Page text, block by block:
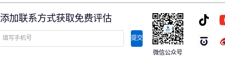
添加联系方式获取免费评估
提交
微信公众号